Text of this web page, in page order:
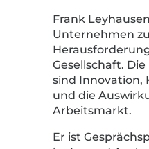
Frank
Unternehmen
Gesellschaft.
sind Innovation,
und die
Arbeitsmarkt.
Er ist